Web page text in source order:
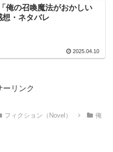
俺の召喚魔法がおかしい
想・ネタバレ
2025.04.10
ーリンク
フィクション（Novel）
俺